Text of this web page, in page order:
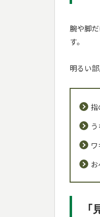
腕や脚
す。
明るい
指